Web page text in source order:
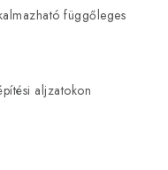
függőleges
aljzatokon